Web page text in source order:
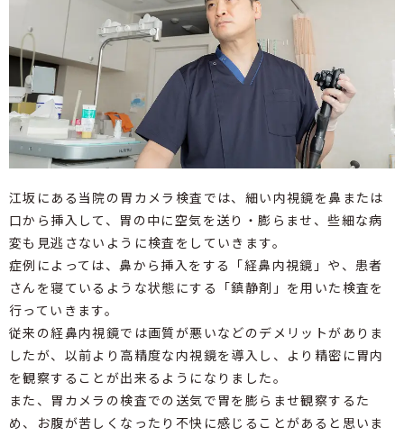
江坂にある当院の胃カメラ検査では、細い内視鏡を鼻または
口から挿入して、胃の中に空気を送り・膨らませ、些細な病
変も見逃さないように検査をしていきます。
症例によっては、鼻から挿入をする「経鼻内視鏡」や、患者
さんを寝ているような状態にする「鎮静剤」を用いた検査を
行っていきます。
従来の経鼻内視鏡では画質が悪いなどのデメリットがありま
したが、以前より高精度な内視鏡を導入し、より精密に胃内
を観察することが出来るようになりました。
また、胃カメラの検査での送気で胃を膨らませ観察するた
め、お腹が苦しくなったり不快に感じることがあると思いま